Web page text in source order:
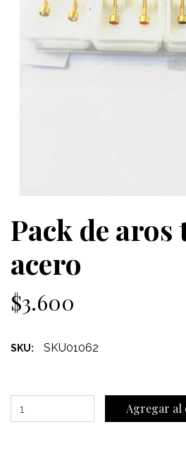
Pack de aros
acero
$3.600
SKU: SKU01062